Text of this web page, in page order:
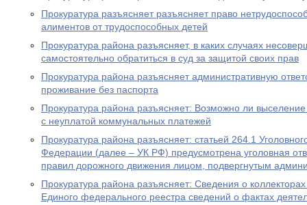
Прокуратура разъясняет разъясняет право
алиментов от трудоспособных детей
Прокуратура района разъясняет, в каких случаях
самостоятельно обратиться в суд за защитой своих прав
Прокуратура района разъясняет административную
проживание без паспорта
Прокуратура района разъясняет: Возможно ли
с неуплатой коммунальных платежей
Прокуратура района разъясняет: статьей 264.1
Федерации (далее – УК РФ) предусмотрена уголовная
правил дорожного движения лицом, подвергнутым
Прокуратура района разъясняет: Сведения о
Единого федерального реестра сведений о фактах